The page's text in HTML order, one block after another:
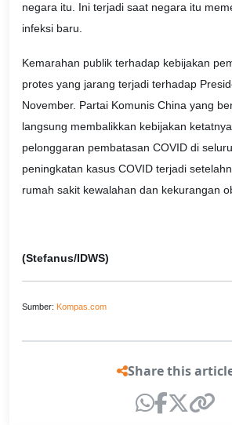
negara itu. Ini terjadi saat negara itu
infeksi baru.
Kemarahan publik terhadap kebijakan
protes yang jarang terjadi terhadap
November. Partai Komunis China yang
langsung membalikkan kebijakan
pelonggaran pembatasan COVID di
peningkatan kasus COVID terjadi
rumah sakit kewalahan dan kekurangan
(Stefanus/IDWS)
Sumber: Kompas.com
Share this